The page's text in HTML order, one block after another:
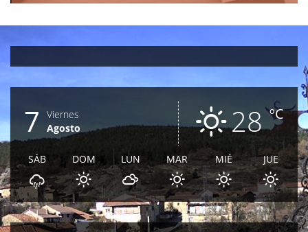
ºC
28
7
Viernes
Agosto
SÁB DOM LUN MAR MIÉ JUE